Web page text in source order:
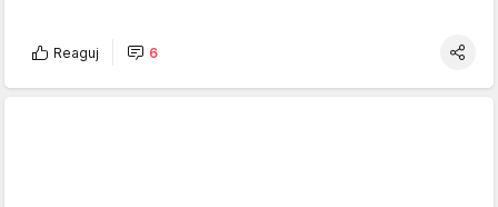
Reaguj 6